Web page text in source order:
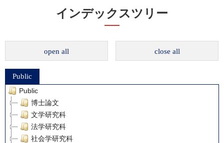
インデックスツリー
open all close all
Public
Public
博士論文
文学研究科
法学研究科
社会学研究科